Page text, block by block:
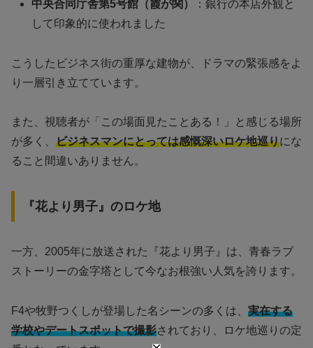
中央合同庁舎第5号館（霞が関）
：銀行の本店外観と
して印象的に使われました
こうしたビジネス街の重厚な建物が、ドラマの緊張感をよ
り一層引き立てています。
また、視聴者が「この場面見たことある！」と感じる場所
が多く、 ビジネスマンにとっては感慨深いロケ地巡りにな
ること間違いありません。
『花より男子』のロケ地
一方、2005年に放送された『花より男子』は、青春ラブ
ストーリーの金字塔として今なお根強い人気を誇ります。
F4や牧野つくしが登場した名シーンの多くは、 実在する
学校やデートスポットで撮影されており、ロケ地巡りの定